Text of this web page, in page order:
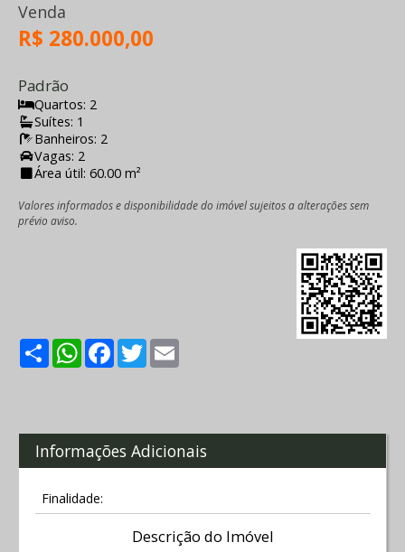
Venda
R$ 280.000,00
Padrão
Quartos: 2
Suítes: 1
Banheiros: 2
Vagas: 2
Área útil: 60.00 m²
Valores informados e disponibilidade do imóvel sujeitos a alterações sem
prévio aviso.
ShareWhatsApp
Facebook
Twitter
Informações Adicionais
Finalidade:
Descrição do Imóvel